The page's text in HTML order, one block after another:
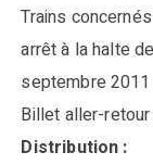
Trains
arrêt à la halte
septembre
Billet aller-
Distribution :